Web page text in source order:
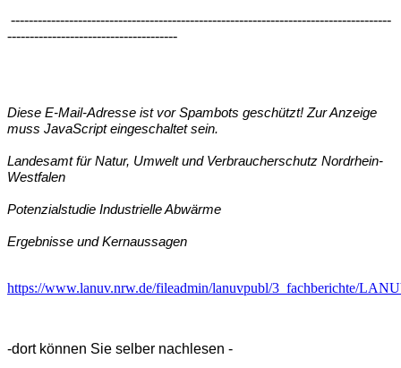
-------------------------------------------------------------------------------------
--------------------------------------
Diese E-Mail-Adresse ist vor Spambots geschützt! Zur Anzeige
muss JavaScript eingeschaltet sein.
Landesamt für Natur, Umwelt und Verbraucherschutz Nordrhein-
Westfalen
Potenzialstudie Industrielle Abwärme
Ergebnisse undKernaussagen
https://www.lanuv.nrw.de/fileadmin/lanuvpubl/3_fachberichte/
-dort können Sie selber nachlesen -